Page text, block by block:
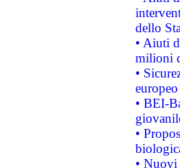
dello
• Aiuti
milioni
•
• BEI-
•
• Nuovi